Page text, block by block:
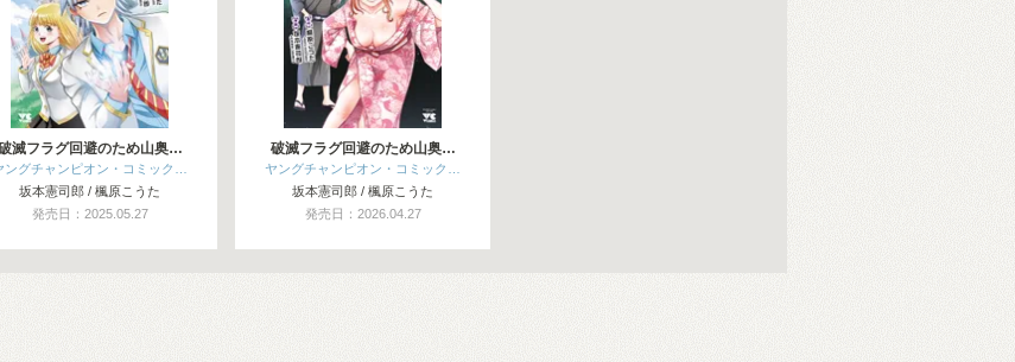
滅フラグ回避のため山奥…
ングチャンピオン・コミック…
坂本憲司郎 / 楓原こうた
発売日：2025.05.27
破滅フラグ回避のため山奥…
ヤングチャンピオン・コミック…
坂本憲司郎 / 楓原こうた
発売日：2026.04.27